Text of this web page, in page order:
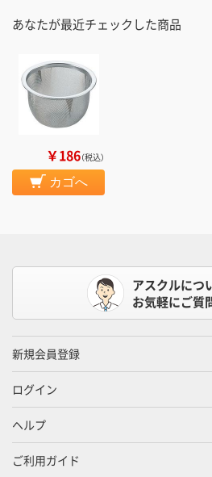
あなたが最近チェックした商品
￥186（税込）
カゴへ
アスクルにつ
お気軽にご質
新規会員登録
ログイン
ヘルプ
ご利用ガイド